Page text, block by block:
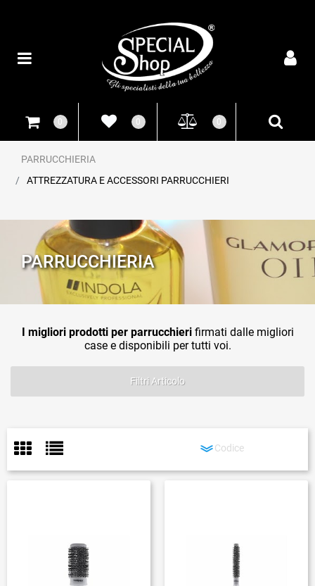
0 0 0
PARRUCCHIERIA
ATTREZZATURA E ACCESSORI PARRUCCHIERI
PARRUCCHIERIA
I migliori prodotti per parrucchierifirmati dalle migliori
case e disponibili per tutti voi.
Filtri Articolo